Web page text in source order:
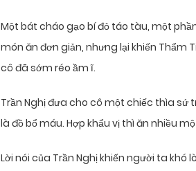
Một bát cháo gạo bí đỏ táo tàu, một
món ăn đơn giản, nhưng lại khiến Thẩm
cô đã sớm réo ầm ĩ.
Trần Nghị đưa cho cô một chiếc thìa sứ
là đồ bổ máu. Hợp khẩu vị thì ăn nhiều
Lời nói của Trần Nghị khiến người ta